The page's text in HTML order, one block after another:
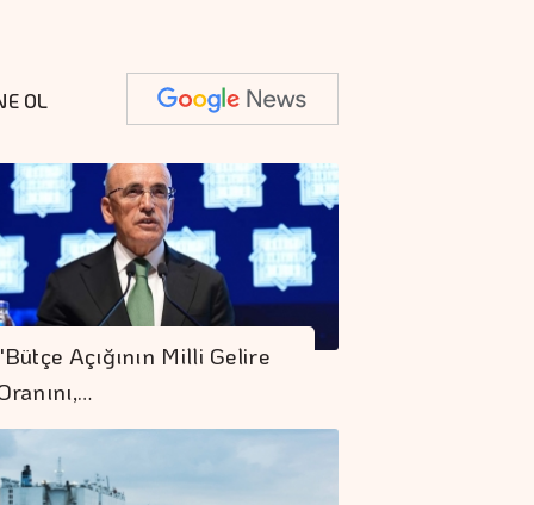
OL
Açığının Milli Gelire